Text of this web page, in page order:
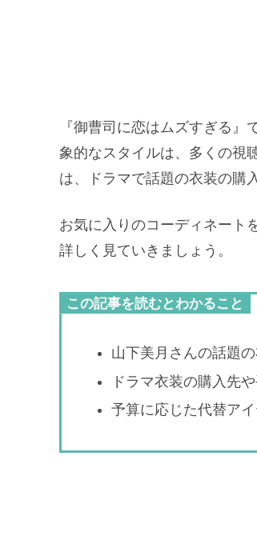
『御曹司に恋はムズすぎる
象的なスタイルは、多くの視
は、ドラマで話題の衣装の購
お気に入りのコーディネート
詳しく見ていきましょう。
この記事を読むとわかること
山下美月さんの話題
ドラマ衣装の購入先
予算に応じた代替ア